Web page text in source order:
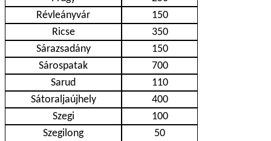
Révleányvár
150
Ricse
350
Sárazsadány
150
Sárospatak
700
Sarud
110
Sátoraljaújhely
400
Szegi
100
Szegilong
50